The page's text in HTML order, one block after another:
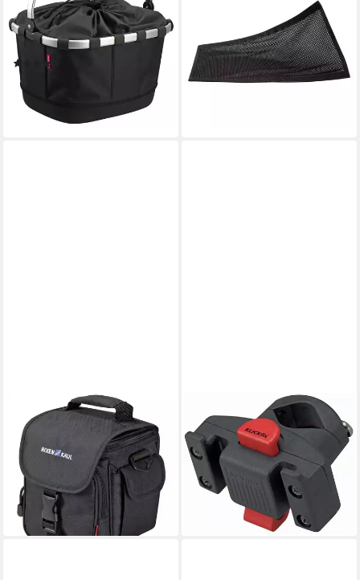
Carrybag GT 24 -
Gepäckträgerkorb (UniKlip 2)
(schwarz)
116,46 €
lieferbar - in 2-3 Werktagen bei dir
4030572107728 doggy
sunshade tasche schwarz
19,99 €
lieferbar - in 4-5 Werktagen bei dir
KLICKFIX
Fahrradtasche KLICKfix
Lenkertasche Allrounder-Mini
schwarz Größe 15x12x18cm
ohne Le
ab 46,89 €
lieferbar - in 2-3 Werktagen bei dir
Fahrradtasche Klickfix
Lenkeradapter Caddy
schwarz
ab 29,25 €
lieferbar - in 6-7 Werktagen bei dir